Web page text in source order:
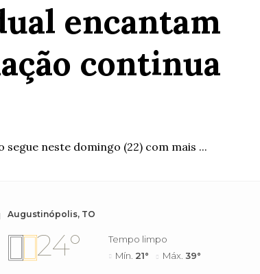
encantam
continua
neste domingo (22) com mais ...
Augustinópolis, TO
24°
Tempo limpo
Mín. 21° Máx.39°